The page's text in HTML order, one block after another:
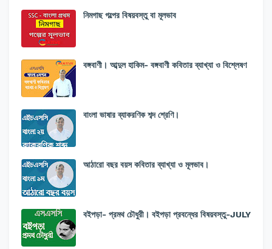
নিমগাছ গল্পের বিষয়বস্তু বা মূলভাব
বঙ্গবাণী। আব্দুল হাকিম- বঙ্গবাণী কবিতার ব্যাখ্যা ও বিশ্লেষণ
বাংলা ভাষার ব্যাকরণিক শব্দ শ্রেণি।
আঠারো বছর বয়স কবিতার ব্যাখ্যা ও মূলভাব।
বইপড়া- প্রমথ চৌধুরী। বইপড়া প্রবন্ধের বিষয়বস্তু-JULY